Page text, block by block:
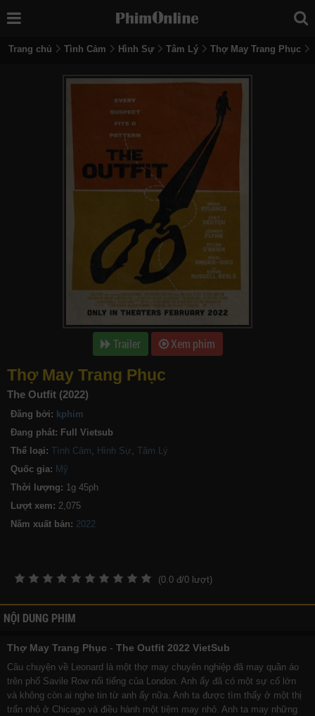
Trang chủ Tình Cảm Hình Sự Tâm Lý Thợ May Trang Phục
Trailer Xem phim
Thợ May Trang Phục
The Outfit (2022)
Đăng bởi: kphim
Đang phát: Full Vietsub
Thể loại: Tình Cảm, Hình Sự, Tâm Lý
Quốc gia: Mỹ
Thời lượng: 1g 45ph
Lượt xem: 2,075
Năm xuất bản:
(0.0 đ/0 lượt)
NỘI DUNG PHIM
Thợ May Trang Phục - The Outfit 2022 VietSub
Câu chuyện về Leonard là một thợ may chuyên nghiệp đã may quần áo
trên phố Savile Row nổi tiếng của London. Anh ấy đã có một sự cố lớn
và không còn ai nghe tin từ anh ấy nữa. Anh ta được tìm thấy ở một thị
trấn nhỏ ở Chicago và điều hành một tiệm may nhỏ. Anh ta may những